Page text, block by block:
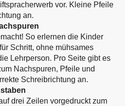
vor. Kleine Pfeile
an.
So erlernen die Kinder
Schritt, ohne mühsames
Lehrperson. Pro Seite gibt es
Nachspuren, Pfeile und
Schreibrichtung an.
drei Zeilen vorgedruckt zum